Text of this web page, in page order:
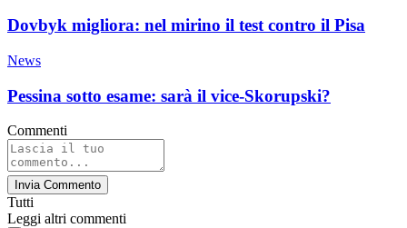
Dovbyk migliora: nel mirino il test contro il Pisa
News
Pessina sotto esame: sarà il vice-Skorupski?
Commenti
Invia Commento
Tutti
Leggi altri commenti